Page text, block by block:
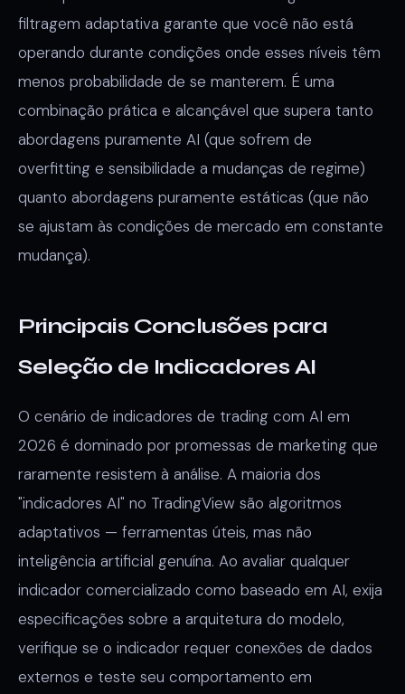
filtragem adaptativa garante que você não está
operando durante condições onde esses níveis têm
menos probabilidade de se manterem. É uma
combinação prática e alcançável que supera tanto
abordagens puramente AI (que sofrem de
overfitting e sensibilidade a mudanças de regime)
quanto abordagens puramente estáticas (que não
se ajustam às condições de mercado em constante
mudança).
Principais Conclusões para
Seleção de Indicadores AI
O cenário de indicadores de trading com AI em
2026 é dominado por promessas de marketing que
raramente resistem à análise. A maioria dos
"indicadores AI" no TradingView são algoritmos
adaptativos — ferramentas úteis, mas não
inteligência artificial genuína. Ao avaliar qualquer
indicador comercializado como baseado em AI, exija
especificações sobre a arquitetura do modelo,
verifique se o indicador requer conexões de dados
externos e teste seu comportamento em